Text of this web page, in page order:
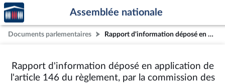
Aller au contenu
Aller en bas de la page
Accèder
à la
page
d'accueil
Assemblée nationale
Documents parlementaires Rapport d'information déposé en application de l'article 146 du règlement, par la commission des finances, de l'économie générale et du contrôle budgétaire sur l'usage des nouvelles technologies dans le contrôle fiscal (Mme Charlotte Leduc), n° 2742
Rapport d'information déposé en application de
l'article 146 du règlement, par la commission des